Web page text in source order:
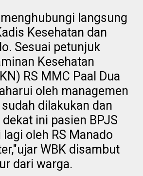
langsung
Kesehatan dan
Sesuai petunjuk
Kesehatan
RS MMC Paal Dua
oleh managemen
dilakukan dan
ini pasien BPJS
oleh RS Manado
WBK disambut
dari warga.